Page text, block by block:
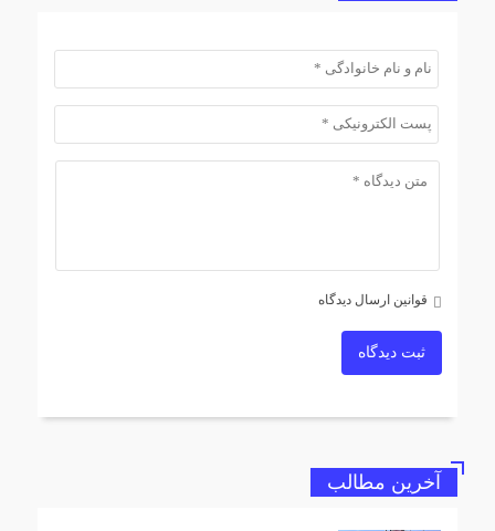
قوانین ارسال دیدگاه
ثبت دیدگاه
آخرین مطالب